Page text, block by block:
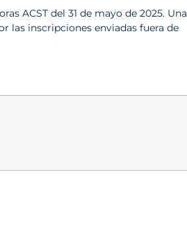
ACST del 31 de mayo de 2025. Una
las inscripciones enviadas fuera de